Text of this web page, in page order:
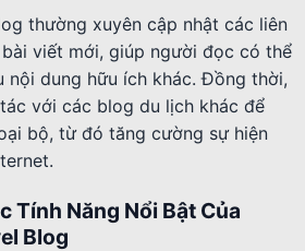
thường xuyên cập nhật các liên
viết mới, giúp người đọc có thể
nội dung hữu ích khác. Đồng thời,
với các blog du lịch khác để
bộ, từ đó tăng cường sự hiện
Tính Năng Nổi Bật Của
Blog